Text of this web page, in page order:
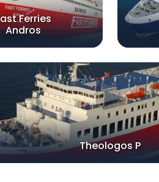
Ferries
Andros
Theologos P